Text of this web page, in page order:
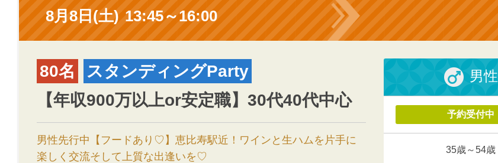
8月8日(土) 13:45～16:00
80名
スタンディングParty
【年収900万以上or安定職】30代40代中心
男性先行中【フードあり♡】恵比寿駅近！ワインと生ハムを片手に
楽しく交流そして上質な出逢いを♡
男性
予約受付中
35歳～54歳